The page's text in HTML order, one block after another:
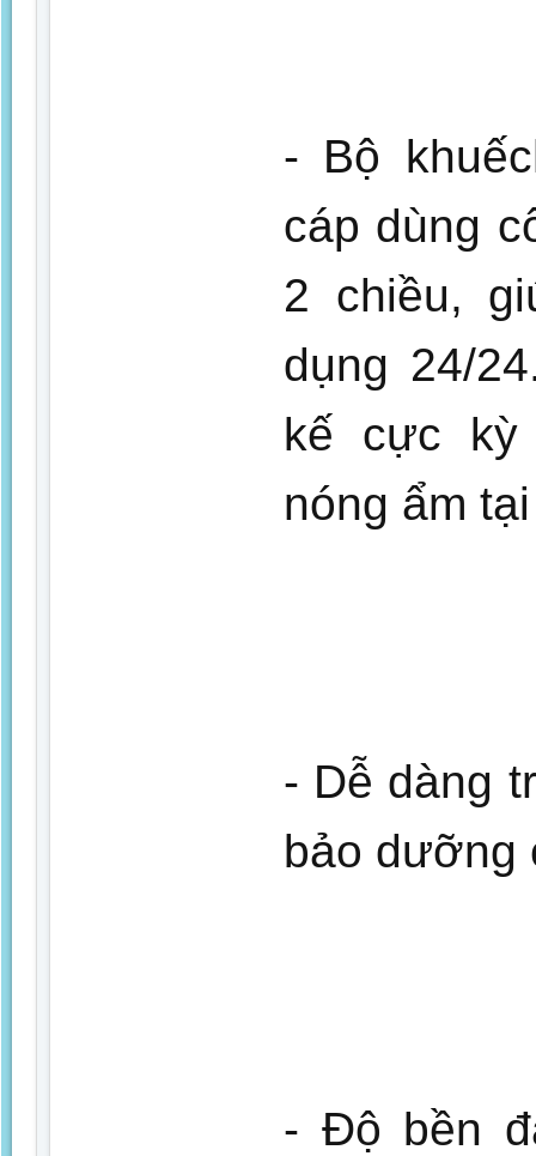
- Bộ
cáp dùng
2 chiều,
dụng 24/
kế cực kỳ
nóng ẩm
- Dễ dàng
bảo dưỡng
- Độ bền